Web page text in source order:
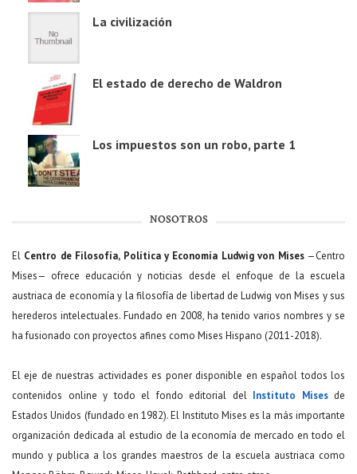
La civilización
El estado de derecho de Waldron
Los impuestos son un robo, parte 1
NOSOTROS
El Centro de Filosofía, Política y Economía Ludwig von Mises—Centro
Mises— ofrece educación y noticias desde el enfoque de la escuela
austriaca de economía y la filosofía de libertad de Ludwig von Mises y sus
herederos intelectuales. Fundado en 2008, ha tenido varios nombres y se
ha fusionado con proyectos afines como Mises Hispano (2011-2018).
El eje de nuestras actividades es poner disponible en español todos los
contenidos online y todo el fondo editorial del Instituto Misesde
Estados Unidos (fundado en 1982). El Instituto Mises es la más importante
organización dedicada al estudio de la economía de mercado en todo el
mundo y publica a los grandes maestros de la escuela austriaca como